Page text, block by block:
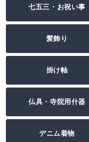
七五三・お祝い事
髪飾り
掛け軸
仏具・寺院用什器
デニム着物